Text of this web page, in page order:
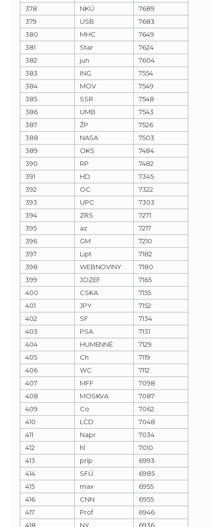
378
NKÚ
7689
379
USB
7683
380
MHC
7649
381
Star
7624
382
jun
7604
383
ING
7554
384
MOV
7549
385
SSR
7548
386
UMB
7543
387
ŽP
7526
388
NASA
7503
389
OKS
7484
390
RP
7482
391
HD
7345
392
OC
7322
393
UPC
7303
394
ZRS
7271
395
az
7217
396
GM
7210
397
Lipt
7182
398
WEBNOVINY
7180
399
JOZEF
7165
400
CSKA
7155
401
JPY
7152
402
SF
7134
403
PSA
7131
404
HUMENNÉ
7129
405
Ch
7119
406
WC
7112
407
MFF
7098
408
MOSKVA
7087
409
Co
7062
410
LCD
7048
411
Napr
7034
412
hl
7010
413
príp
6993
414
SFÚ
6985
415
max
6955
416
CNN
6955
417
Prof
6946
418
NY 6936